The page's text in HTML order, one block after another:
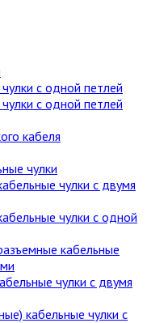
с одной петлей
с одной петлей
кабеля
чулки
чулки с двумя
чулки с одной
кабельные
чулки с двумя
кабельные чулки с